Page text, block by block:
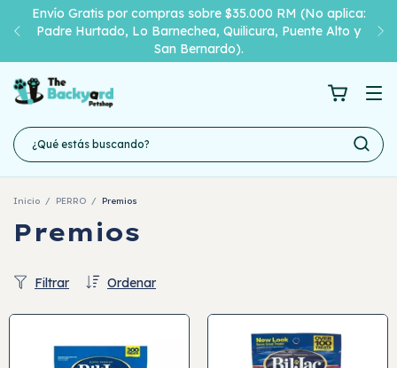
Envío Gratis por compras sobre $35.000 RM (No aplica:
Padre Hurtado, Lo Barnechea, Quilicura, Puente Alto y
San Bernardo).
Inicio / PERRO / Premios
Premios
Ordenar
Filtrar